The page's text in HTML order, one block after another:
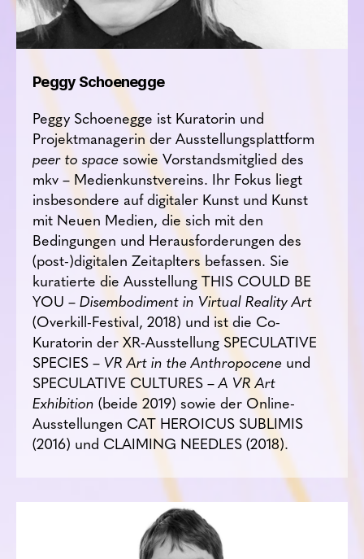
Peggy Schoenegge
Peggy Schoenegge ist Kuratorin und
Projektmanagerin der Ausstellungsplattform
peer to spacesowie Vorstandsmitglied des
mkv – Medienkunstvereins. Ihr Fokus liegt
insbesondere auf digitaler Kunst und Kunst
mit Neuen Medien, die sich mit den
Bedingungen und Herausforderungen des
(post-)digitalen Zeitaplters befassen. Sie
kuratierte die Ausstellung THIS COULD BE
YOU –Disembodiment in Virtual Reality Art
(Overkill-Festival, 2018) und ist die Co-
Kuratorin der XR-Ausstellung SPECULATIVE
SPECIES – VR Art in the Anthropocene und
SPECULATIVE CULTURES –A VR Art
Exhibition (beide 2019) sowie der Online-
Ausstellungen CAT HEROICUS SUBLIMIS
(2016) und CLAIMING NEEDLES (2018).